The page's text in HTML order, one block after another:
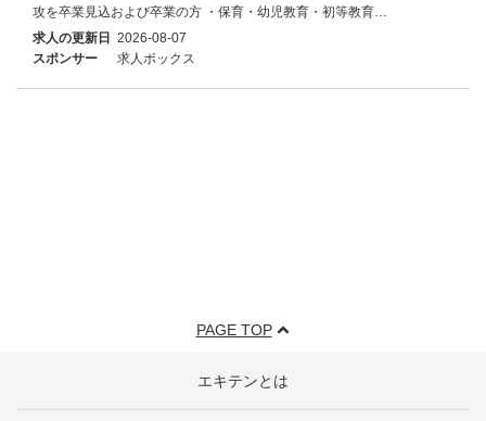
攻を卒業見込および卒業の方 ・保育・幼児教育・初等教育…
求人の更新日 2026-08-07
スポンサー
求人ボックス
PAGE TOP
エキテンとは